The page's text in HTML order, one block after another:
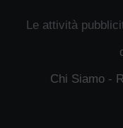
Le attività
Chi Siamo-